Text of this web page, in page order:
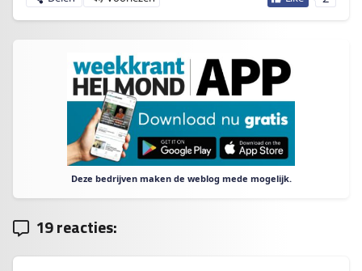
Deze bedrijven maken de weblog mede mogelijk.
19 reacties: